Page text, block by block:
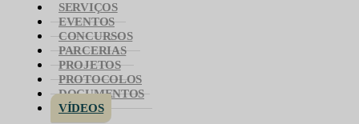
SERVIÇOS
EVENTOS
CONCURSOS
PARCERIAS
PROJETOS
PROTOCOLOS
DOCUMENTOS
VÍDEOS